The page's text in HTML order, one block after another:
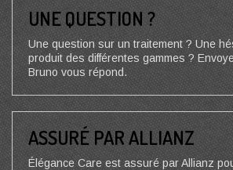
UNE QUESTION ?
Une question sur un traitement ? Une
produit des différentes gammes ?
Bruno vous répond.
ASSURÉ PAR ALLIANZ
Élégance Care est assuré par Allianz